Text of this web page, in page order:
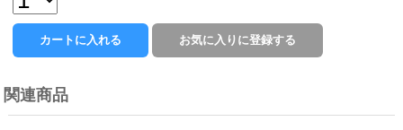
関連商品